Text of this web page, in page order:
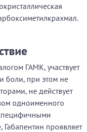
ГАМК, участвует
боли, при этом не
не действует
одноименного
проявляет